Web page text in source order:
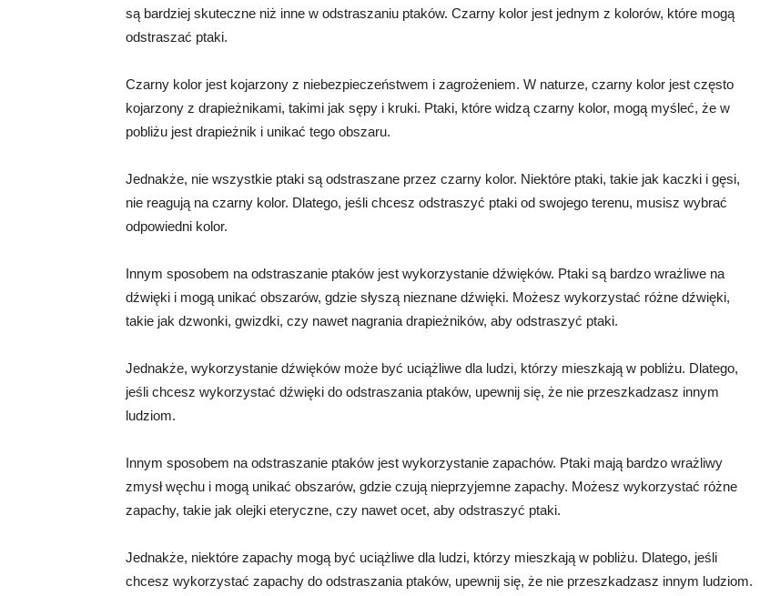
są bardziej skuteczne niż inne w odstraszaniu ptaków. Czarny kolor jest jednym z kolorów, które mogą
odstraszać ptaki.
Czarny kolor jest kojarzony z niebezpieczeństwem i zagrożeniem. W naturze, czarny kolor jest często
kojarzony z drapieżnikami, takimi jak sępy i kruki. Ptaki, które widzą czarny kolor, mogą myśleć, że w
pobliżu jest drapieżnik i unikać tego obszaru.
Jednakże, nie wszystkie ptaki są odstraszane przez czarny kolor. Niektóre ptaki, takie jak kaczki i gęsi,
nie reagują na czarny kolor. Dlatego, jeśli chcesz odstraszyć ptaki od swojego terenu, musisz wybrać
odpowiedni kolor.
Innym sposobem na odstraszanie ptaków jest wykorzystanie dźwięków. Ptaki są bardzo wrażliwe na
dźwięki i mogą unikać obszarów, gdzie słyszą nieznane dźwięki. Możesz wykorzystać różne dźwięki,
takie jak dzwonki, gwizdki, czy nawet nagrania drapieżników, aby odstraszyć ptaki.
Jednakże, wykorzystanie dźwięków może być uciążliwe dla ludzi, którzy mieszkają w pobliżu. Dlatego,
jeśli chcesz wykorzystać dźwięki do odstraszania ptaków, upewnij się, że nie przeszkadzasz innym
ludziom.
Innym sposobem na odstraszanie ptaków jest wykorzystanie zapachów. Ptaki mają bardzo wrażliwy
zmysł węchu i mogą unikać obszarów, gdzie czują nieprzyjemne zapachy. Możesz wykorzystać różne
zapachy, takie jak olejki eteryczne, czy nawet ocet, aby odstraszyć ptaki.
Jednakże, niektóre zapachy mogą być uciążliwe dla ludzi, którzy mieszkają w pobliżu. Dlatego, jeśli
chcesz wykorzystać zapachy do odstraszania ptaków, upewnij się, że nie przeszkadzasz innym ludziom.